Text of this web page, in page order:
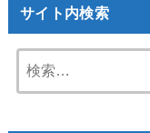
サイト内検索